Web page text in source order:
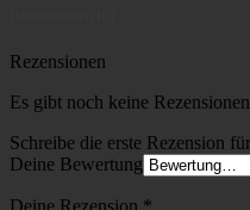
Rezensionen
Es gibt noch keine
Schreibe die erste Rezension
Deine Bewertung
Deine Rezension *